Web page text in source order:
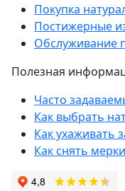
Покупка
Постижерные
Обслуживание
Полезная
Часто
Как выбрать
Как ухаживать
Как снять